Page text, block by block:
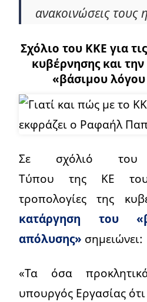
ανακοινώσεις τους
Σχόλιο του ΚΚΕ για
κυβέρνησης και
«βάσιμου
Σε σχόλιό του
Τύπου της ΚΕ
τροπολογίες της
κατάργηση του
απόλυσης» σημειώνει:
«Τα όσα
υπουργός Εργασίας